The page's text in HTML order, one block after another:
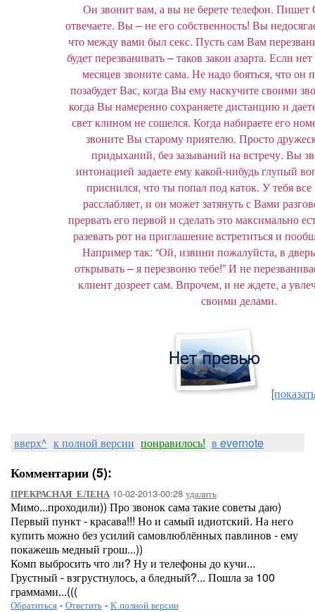
Он звонит вам, а вы не берете телефон.
отвечаете. Вы – не его собственность! Вы
что между вами был секс. Пусть сам Вам
будет перезванивать – таков закон азарта. Если
месяцев звоните сама. Не надо бояться, что он
позабудет Вас, когда Вы ему наскучите своими
когда Вы намеренно сохраняете дистанцию и
свет клином не сошелся. Когда набираете его
звоните Вы старому приятелю. Просто
придыханий, без зазываний на встречу. Вы
интонацией задаете ему какой-нибудь глупый
приснился, что ты попал под каток. У тебя
расслабляет, и он может затянуть с Вами
прервать его первой и сделать это максимально
разевать рот на приглашение встретиться и
Например так: “Ой, извини пожалуйста, в
открывать – я перезвоню тебе!” И не
клиент дозреет сам. Впрочем, и не ждете, а
своими делами.
вверх^ к полной версии понравилось! в evernote
Комментарии (5):
ПРЕКРАСНАЯ_ЕЛЕНА 10-02-2013-00:28 удалить
Мимо...проходили)) Про звонок сама такие советы даю)
Первый пункт - красава!!! Но и самый идиотский. На него
купить можно без усилий самовлюблённых павлинов - ему
покажешь медный грош...))
Комп выбросить что ли? Ну и телефоны до кучи...
Грустный - взгрустнулось, а бледный?... Пошла за 100
граммами...(((
Обратиться - Ответить - К полной версии